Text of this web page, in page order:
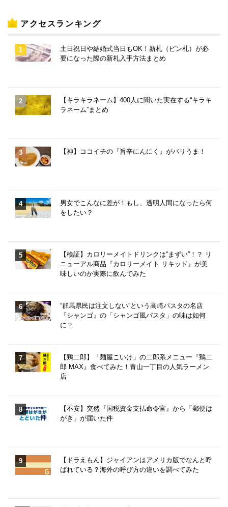
アクセスランキング
土日祝日や結婚式当日もOK！新札（ピン札）が必
要になった際の新札入手方法まとめ
【キラキラネーム】400人に聞いた実在する“キラキ
ラネーム”まとめ
【神】ココイチの『旨辛にんにく』がバリうま！
男女でこんなに差が！もし、透明人間になったら何
をしたい？
【検証】カロリーメイトドリンクは“まずい”！？ リ
ニューアル商品『カロリーメイト リキッド』が美
味しいのか実際に飲んでみた
“群馬県民は注文しない”という高崎パスタの名店
『シャンゴ』の「シャンゴ風パスタ」の味は如何
に？
【鶏二郎】「麺屋こいけ」の二郎系メニュー『鶏二
郎 MAX』食べてみた！青山一丁目の人気ラーメン
店
【不安】突然『国税資金支払命令官』から「郵便は
がき」が届いた件
【ドラえもん】ジャイアンはアメリカ版でなんと呼
ばれている？海外の呼び方の違いを調べてみた